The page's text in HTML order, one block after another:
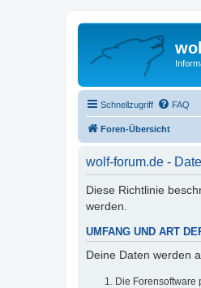
Schnellzugriff FAQ
Foren-Übersicht
wolf-forum.de -
Diese Richtlinie
werden.
UMFANG UND ART
Deine Daten werden
Die Forensoftware